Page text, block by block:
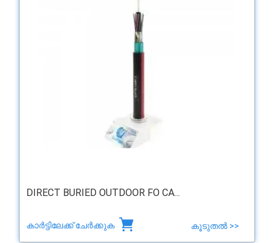
DIRECT BURIED OUTDOOR FO CA...
കാർട്ടിലേക്ക് ചേർക്കുക കൂടുതൽ >>